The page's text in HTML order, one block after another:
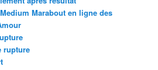
Marabout en ligne des
rupture